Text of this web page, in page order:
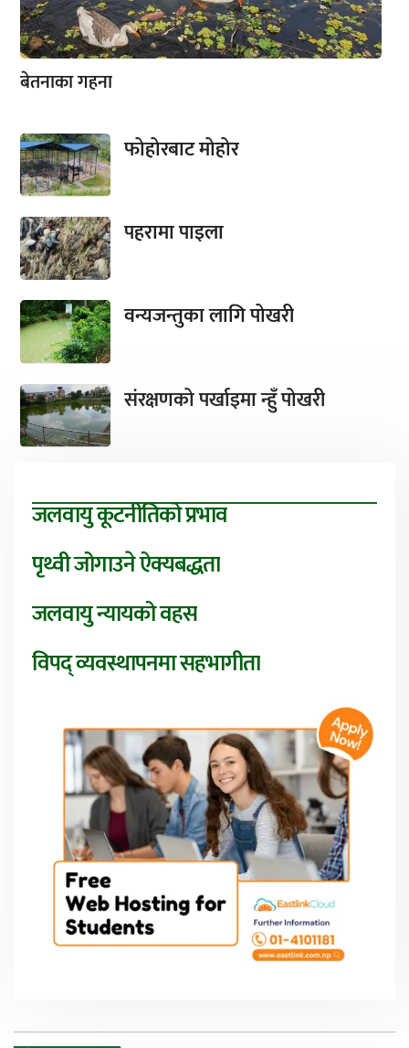
बेतनाका गहना
फोहोरबाट मोहोर
पहरामा पाइला
वन्यजन्तुका लागि पोखरी
संरक्षणको पर्खाइमा न्हुँ पोखरी
जलवायु कूटनीतिको प्रभाव
पृथ्वी जोगाउने ऐक्यबद्धता
जलवायु न्यायको वहस
विपद् व्यवस्थापनमा सहभागीता